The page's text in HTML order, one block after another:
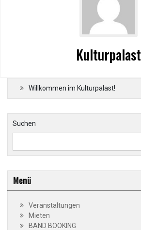
Kulturpalast
Willkommen im Kulturpalast!
Suchen
Menü
Veranstaltungen
Mieten
BAND BOOKING